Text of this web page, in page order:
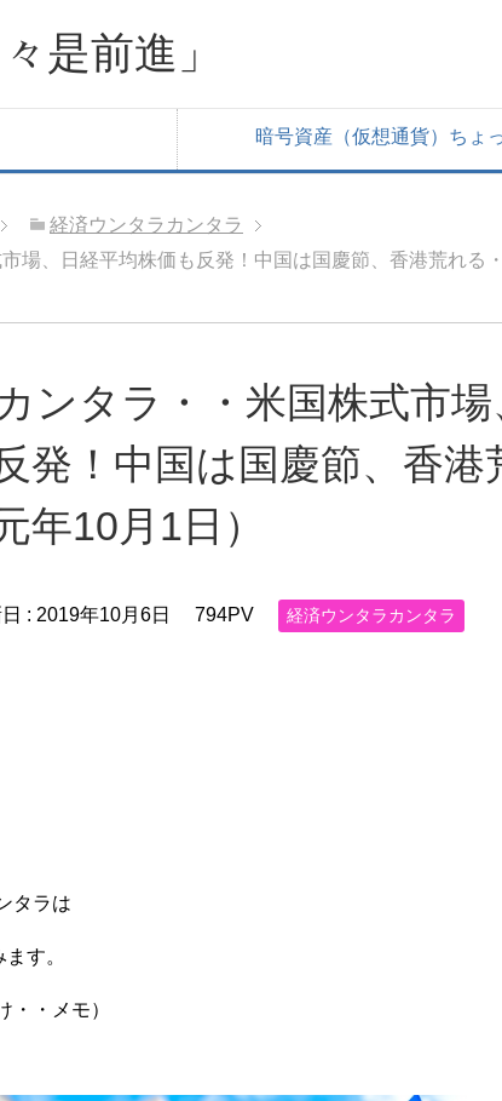
是前進」
暗号資産（仮想通貨）ちょ
経済ウンタラカンタラ
場、日経平均株価も反発！中国は国慶節、香港荒れる
ンタラ・・米国株式市場
発！中国は国慶節、香港
年10月1日）
: 2019年10月6日 794PV 経済ウンタラカンタラ
タラは
す。
・・メモ）